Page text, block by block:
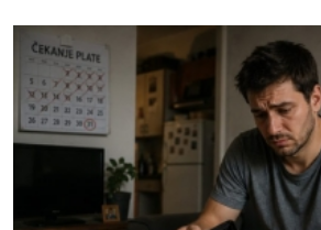
kriterijumi su, kao i